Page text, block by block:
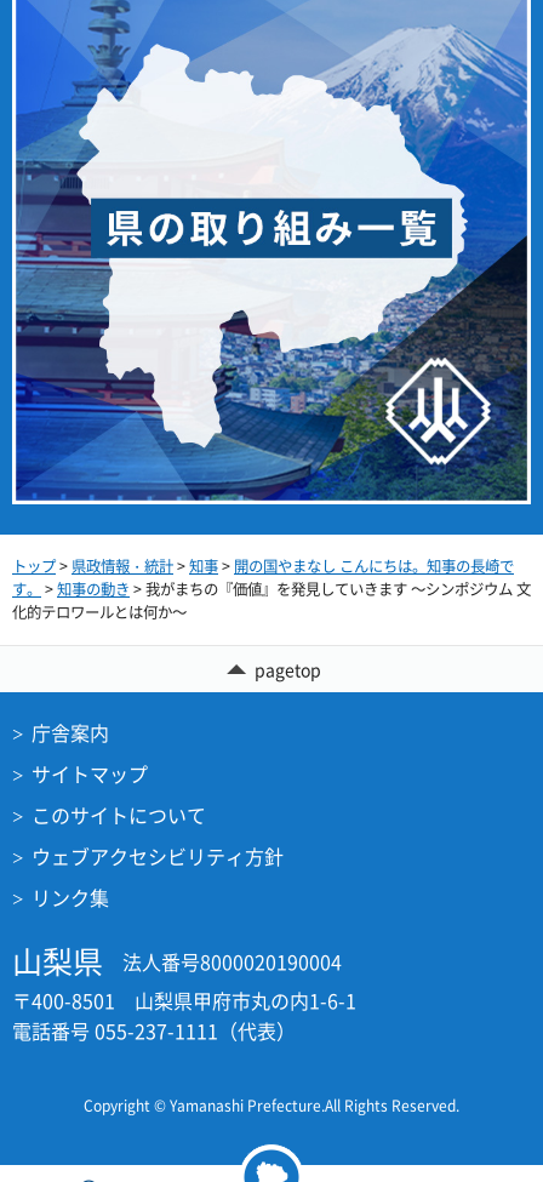
トップ> 県政情報・統計>知事> 開の国やまなし こんにちは。知事の長崎で
す。 >知事の動き > 我がまちの『価値』を発見していきます ～シンポジウム 文
化的テロワールとは何か～
pagetop
庁舎案内
サイトマップ
このサイトについて
ウェブアクセシビリティ方針
リンク集
山梨県
法人番号8000020190004
〒400-8501 山梨県甲府市丸の内1-6-1
電話番号 055-237-1111（代表）
Copyright © Yamanashi Prefecture.All Rights Reserved.